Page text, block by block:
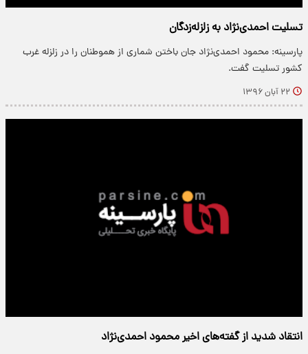
تسلیت احمدی‌نژاد به زلزله‌زدگان
پارسینه: محمود احمدی‌نژاد جان باختن شماری از هموطنان را در زلزله غرب
کشور تسلیت گفت.
۲۲ آبان ۱۳۹۶
انتقاد شدید از گفته‌های اخیر محمود احمدی‌نژاد